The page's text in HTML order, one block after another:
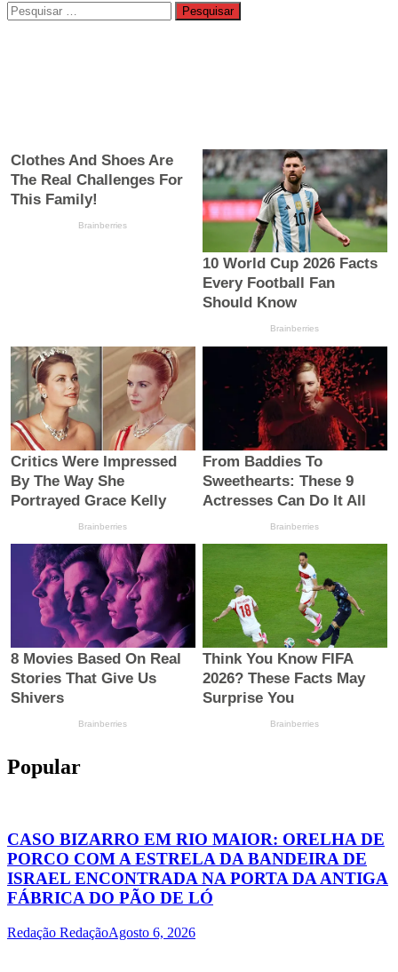
Pesquisar
por:
Popular
CASO BIZARRO EM RIO MAIOR: ORELHA DE
PORCO COM A ESTRELA DA BANDEIRA DE
ISRAEL ENCONTRADA NA PORTA DA ANTIGA
FÁBRICA DO PÃO DE LÓ
Redação RedaçãoAgosto 6, 2026